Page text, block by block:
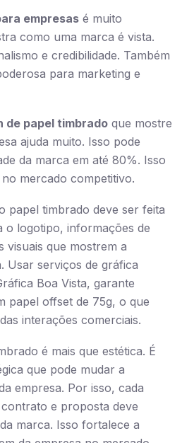
empresas é muito
como uma marca é vista.
e credibilidade. Também
para marketing e
de papel timbrado que mostre
ajuda muito. Isso pode
da marca em até 80%. Isso
mercado competitivo.
papel timbrado deve ser feita
o logotipo, informações de
visuais que mostrem a
Usar serviços de gráfica
Boa Vista, garante
papel offset de 75g, o que
interações comerciais.
é mais que estética. É
que pode mudar a
empresa. Por isso, cada
e proposta deve
marca. Isso fortalece a